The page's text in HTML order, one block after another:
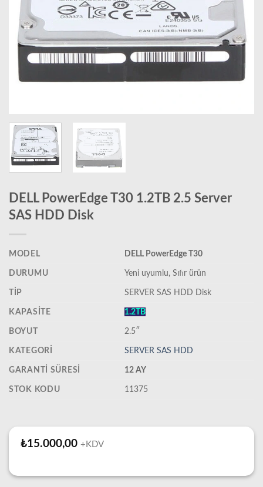
DELL PowerEdge T30 1.2TB 2.5 Server
SAS HDD Disk
MODEL DELL PowerEdge T30
DURUMU ‎Yeni uyumlu, Sıfır ürün
TIP SERVER SAS HDD Disk
KAPASITE 1.2TB
BOYUT 2.5″
KATEGORI SERVER SAS HDD
GARANTI SÜRESI 12 AY
STOK KODU 11375
₺15.000,00 +KDV